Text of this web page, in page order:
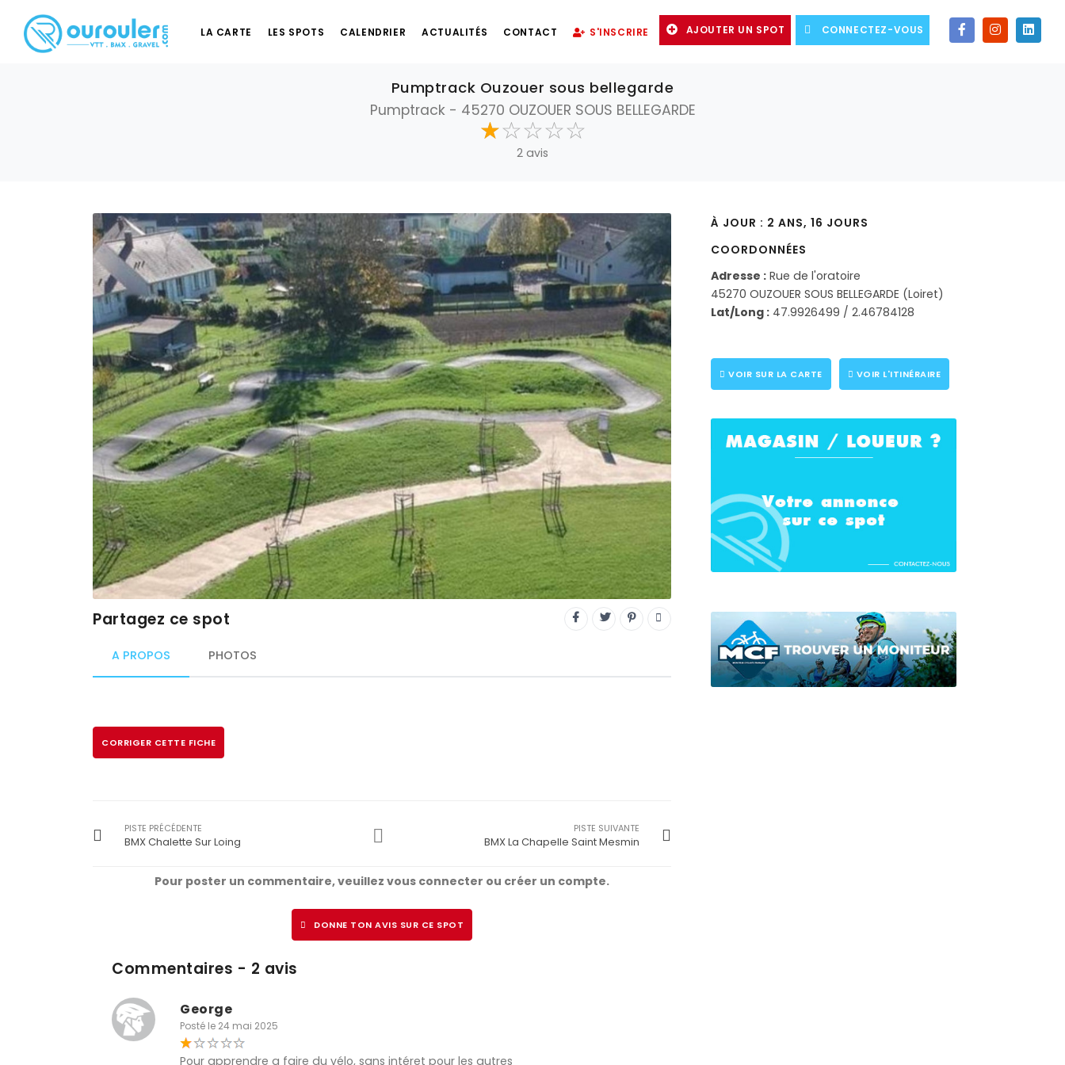
LA CARTE LES SPOTS CALENDRIER ACTUALITÉS CONTACT S'INSCRIRE AJOUTER UN SPOT CONNECTEZ-VOUS
Pumptrack Ouzouer sous bellegarde
Pumptrack - 45270 OUZOUER SOUS BELLEGARDE
☆☆☆☆☆
★★★★★
2 avis
Partagez ce spot
A PROPOS PHOTOS
CORRIGER CETTE FICHE
PISTE PRÉCÉDENTE
BMX Chalette Sur Loing
PISTE SUIVANTE
BMX La Chapelle Saint Mesmin
Pour poster un commentaire, veuillez vous connecter ou créer un compte.
DONNE TON AVIS SUR CE SPOT
Commentaires - 2 avis
George
Posté le 24 mai 2025
Pour apprendre a faire du vélo, sans intéret pour les autres
À JOUR : 2 ANS, 16 JOURS
COORDONNÉES
Adresse : Rue de l'oratoire
45270 OUZOUER SOUS BELLEGARDE (Loiret)
Lat/Long : 47.9926499 / 2.46784128
VOIR SUR LA CARTE VOIR L'ITINÉRAIRE